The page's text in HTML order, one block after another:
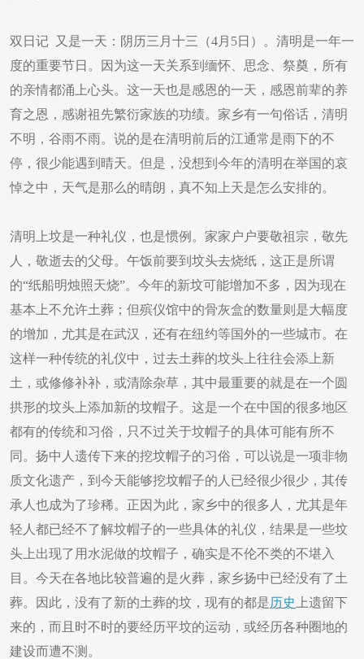
双日记 又是一天：阴历三月十三（4月5日）。清明是一年一
度的重要节日。因为这一天关系到缅怀、思念、祭奠，所有
的亲情都涌上心头。这一天也是感恩的一天，感恩前辈的养
育之恩，感谢祖先繁衍家族的功绩。家乡有一句俗话，清明
不明，谷雨不雨。说的是在清明前后的江通常是雨下的不
停，很少能遇到晴天。但是，没想到今年的清明在举国的哀
悼之中，天气是那么的晴朗，真不知上天是怎么安排的。
清明上坟是一种礼仪，也是惯例。家家户户要敬祖宗，敬先
人，敬逝去的父母。午饭前要到坟头去烧纸，这正是所谓
的“纸船明烛照天烧”。今年的新坟可能增加不多，因为现在
基本上不允许土葬；但殡仪馆中的骨灰盒的数量则是大幅度
的增加，尤其是在武汉，还有在纽约等国外的一些城市。在
这样一种传统的礼仪中，过去土葬的坟头上往往会添上新
土，或修修补补，或清除杂草，其中最重要的就是在一个圆
拱形的坟头上添加新的坟帽子。这是一个在中国的很多地区
都有的传统和习俗，只不过关于坟帽子的具体可能有所不
同。扬中人遗传下来的挖坟帽子的习俗，可以说是一项非物
质文化遗产，到今天能够挖坟帽子的人已经很少很少，其传
承人也成为了珍稀。正因为此，家乡中的很多人，尤其是年
轻人都已经不了解坟帽子的一些具体的礼仪，结果是一些坟
头上出现了用水泥做的坟帽子，确实是不伦不类的不堪入
目。今天在各地比较普遍的是火葬，家乡扬中已经没有了土
葬。因此，没有了新的土葬的坟，现有的都是历史 上遗留下
来的，而且时不时的要经历平坟的运动，或经历各种圈地的
建设而遭不测。